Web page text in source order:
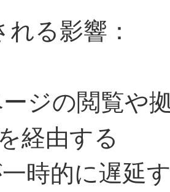
る影響：
ジの閲覧や
経由する
時的に遅延